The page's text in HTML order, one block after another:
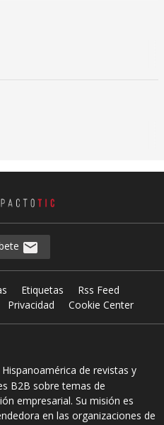
Etiquetas
Rss Feed
Privacidad Cookie Center
de revistas y
B2B sobre temas de
empresarial. Su misión es
en las organizaciones de